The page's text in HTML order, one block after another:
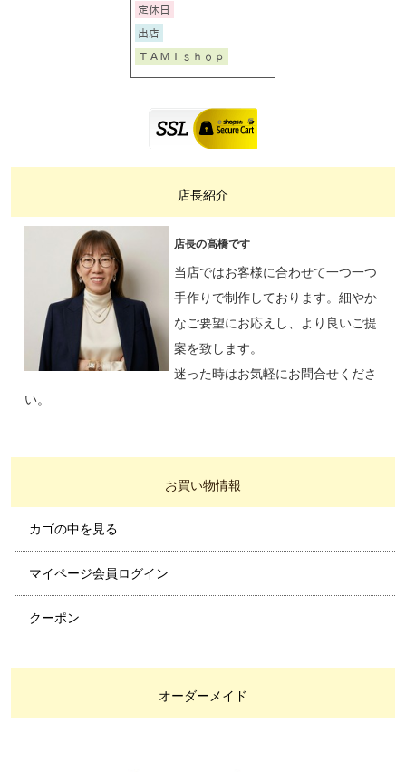
店長紹介
店長の高橋です
当店ではお客様に合わせて一つ一つ
手作りで制作しております。細やか
なご要望にお応えし、より良いご提
案を致します。
迷った時はお気軽にお問合せくださ
い。
お買い物情報
カゴの中を見る
マイページ会員ログイン
クーポン
オーダーメイド